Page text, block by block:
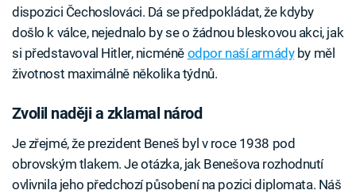
dispozici Čechoslováci. Dá se předpokládat, že kdyby
došlo k válce, nejednalo by se o žádnou bleskovou akci, jak
si představoval Hitler, nicméně odpor naší armádyby měl
životnost maximálně několika týdnů.
Zvolil naději a zklamal národ
Je zřejmé, že prezident Beneš byl v roce 1938 pod
obrovským tlakem. Je otázka, jak Benešova rozhodnutí
ovlivnila jeho předchozí působení na pozici diplomata. Náš